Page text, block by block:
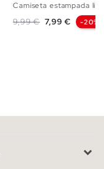
Camiseta estampada
Preço normal
9,99 € Preço
7,99 € -20%